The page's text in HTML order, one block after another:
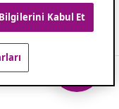
Kabul Et